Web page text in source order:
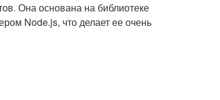
Она основана на библиотеке
Node.js, что делает ее очень